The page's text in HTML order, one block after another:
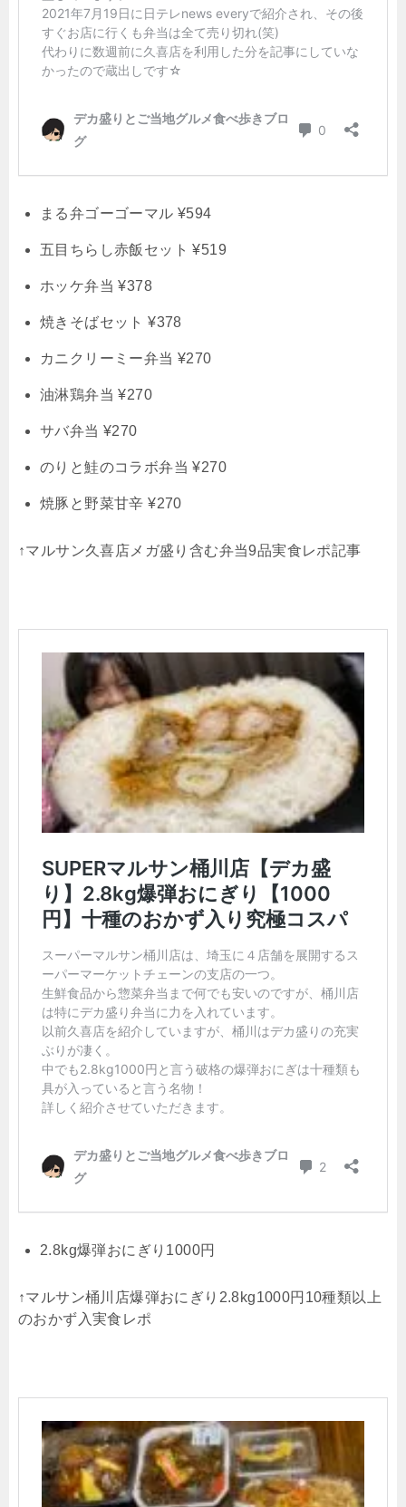
まる弁ゴーゴーマル ¥594
五目ちらし赤飯セット ¥519
ホッケ弁当 ¥378
焼きそばセット ¥378
カニクリーミー弁当 ¥270
油淋鶏弁当 ¥270
サバ弁当 ¥270
のりと鮭のコラボ弁当 ¥270
焼豚と野菜甘辛 ¥270
↑マルサン久喜店メガ盛り含む弁当9品実食レポ記事
2.8kg爆弾おにぎり1000円
↑マルサン桶川店爆弾おにぎり2.8kg1000円10種類以上
のおかず入実食レポ